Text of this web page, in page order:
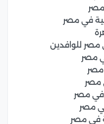
في مصر
مصر للوافدين
مصر
مصر
مصر
في مصر
مصر
في مصر